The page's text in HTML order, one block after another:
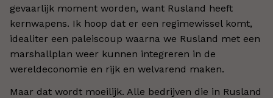
gevaarlijk moment worden, want Rusland heeft
kernwapens. Ik hoop dat er een regimewissel komt,
idealiter een paleiscoup waarna we Rusland met een
marshallplan weer kunnen integreren in de
wereldeconomie en rijk en welvarend maken.
Maar dat wordt moeilijk. Alle bedrijven die in Rusland